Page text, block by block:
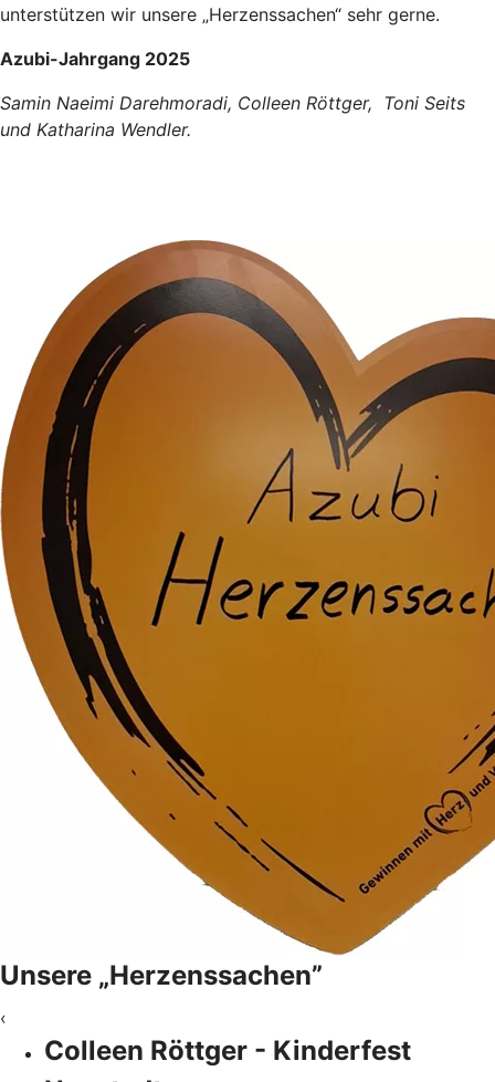
unterstützen wir unsere „Herzenssachen“ sehr gerne.
Azubi-Jahrgang 2025
Samin Naeimi Darehmoradi, Colleen Röttger, Toni Seits
und Katharina Wendler.
Unsere „Herzenssachen”
‹
Colleen Röttger - Kinderfest